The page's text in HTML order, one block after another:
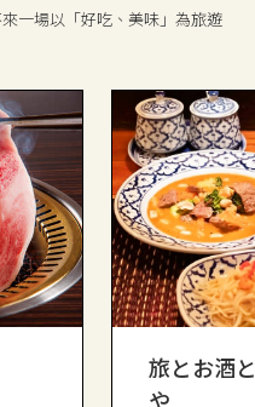
一場以「好吃、美味」為旅遊
旅とお酒
や